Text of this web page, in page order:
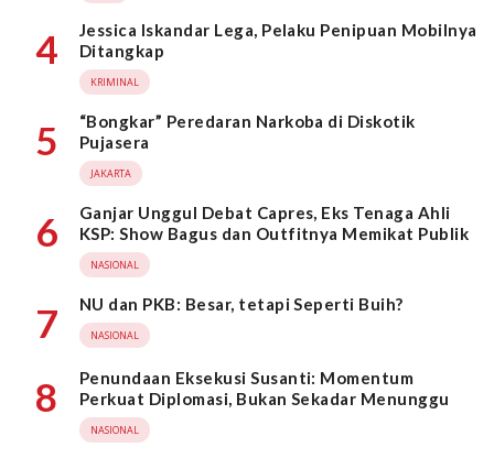
4
Jessica Iskandar Lega, Pelaku Penipuan Mobilnya
Ditangkap
KRIMINAL
5
“Bongkar” Peredaran Narkoba di Diskotik
Pujasera
JAKARTA
6
Ganjar Unggul Debat Capres, Eks Tenaga Ahli
KSP: Show Bagus dan Outfitnya Memikat Publik
NASIONAL
7 NU dan PKB: Besar, tetapi Seperti Buih?
NASIONAL
8
Penundaan Eksekusi Susanti: Momentum
Perkuat Diplomasi, Bukan Sekadar Menunggu
NASIONAL